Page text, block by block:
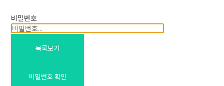
비밀번호
목록보기
비밀번호 확인